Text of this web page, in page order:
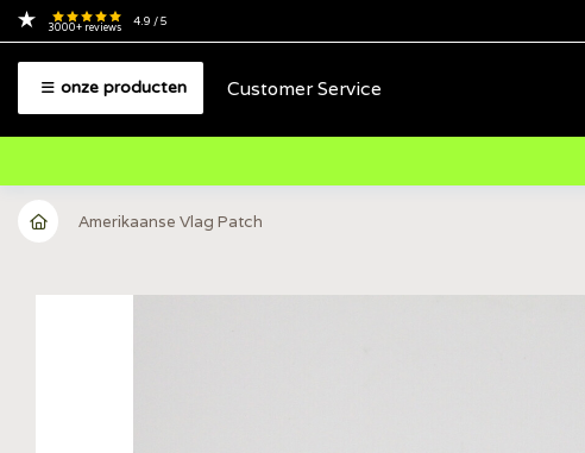
3000+reviews 4.9 / 5
onze producten Customer Service
Amerikaanse Vlag Patch